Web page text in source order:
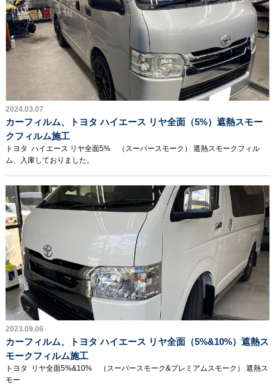
2024.03.07
カーフィルム、トヨタ ハイエース リヤ全面（5%）遮熱スモー
クフィルム施工
トヨタ ハイエース リヤ全面5% （スーパースモーク） 遮熱スモークフィル
ム、入庫しておりました。
2023.09.06
カーフィルム、トヨタ ハイエース リヤ全面（5%&10%）遮熱ス
モークフィルム施工
トヨタ リヤ全面5%&10% （スーパースモーク&プレミアムスモーク） 遮熱ス
モー